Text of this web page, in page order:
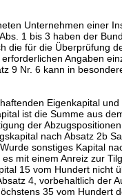
Unternehmen einer
1 bis 3 haben der
die für die Überprüfung
Angaben
9 Nr. 6 kann in
Eigenkapital und
ist die Summe aus
der
nach Absatz 2b
Wurde sonstiges Kapital
mit einem Anreiz zur
15 vom Hundert nicht
4, vorbehaltlich der
35 vom Hundert